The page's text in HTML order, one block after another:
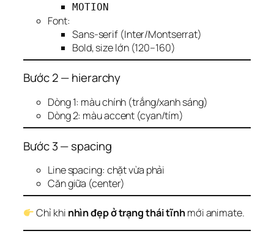
MOTION
Font:
Sans-serif (Inter/Montserrat)
Bold, size lớn (120–160)
Bước 2 — hierarchy
Dòng 1: màu chính (trắng/xanh sáng)
Dòng 2: màu accent (cyan/tím)
Bước 3 — spacing
Line spacing: chặt vừa phải
Căn giữa (center)
Chỉ khi nhìn đẹp ở trạng thái tĩnhmới animate.